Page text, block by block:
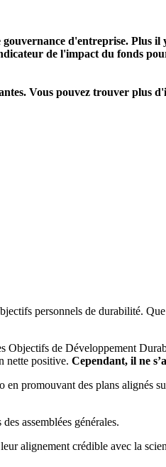
d'entreprise. Plus
de l'impact du fonds
Vous pouvez trouver plus
personnels de durabilité.
Objectifs de Développement
nette positive. Cependant, il ne
promouvant des plans alignés
assemblées générales.
alignement crédible avec la